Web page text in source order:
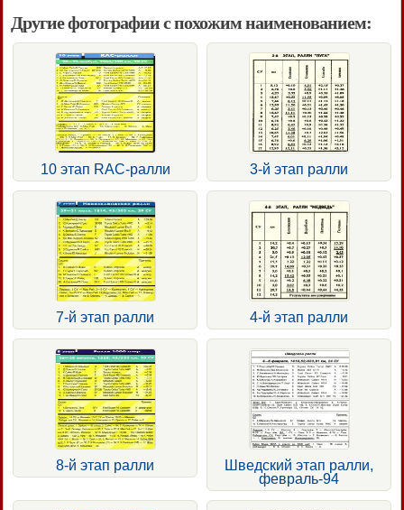
Другие фотографии с похожим наименованием:
10 этап RAC-ралли 3-й этап ралли
7-й этап ралли 4-й этап ралли
8-й этап ралли
Шведский этап ралли,
февраль-94